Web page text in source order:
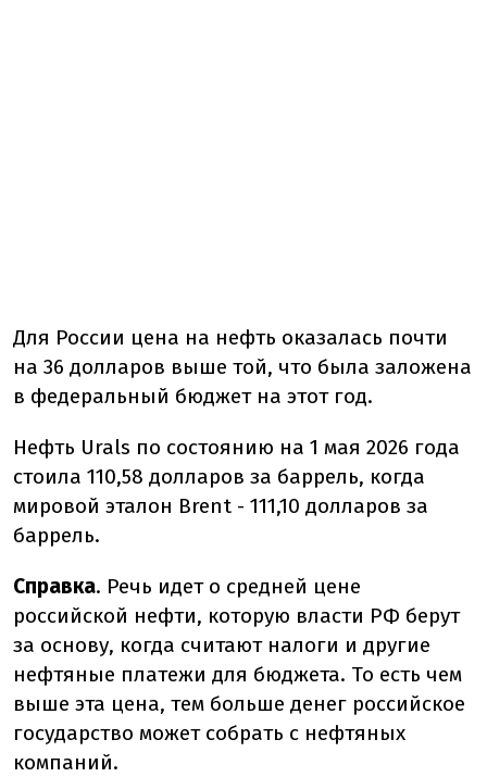
Для России цена на нефть оказалась почти
на 36 долларов выше той, что была заложена
в федеральный бюджет на этот год.
Нефть Urals по состоянию на 1 мая 2026 года
стоила 110,58 долларов за баррель, когда
мировой эталон Brent - 111,10 долларов за
баррель.
Справка. Речь идет о средней цене
российской нефти, которую власти РФ берут
за основу, когда считают налоги и другие
нефтяные платежи для бюджета. То есть чем
выше эта цена, тем больше денег российское
государство может собрать с нефтяных
компаний.